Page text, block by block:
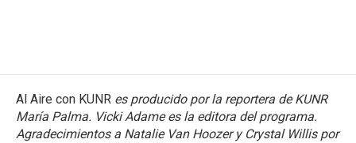
Al Aire con KUNR es producido por la reportera de KUNR
María Palma. Vicki Adame es la editora del programa.
Agradecimientos a Natalie Van Hoozer y Crystal Willis por